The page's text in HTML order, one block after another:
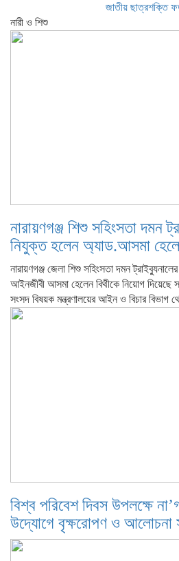
জাতীয় ছাত্রশক্তি ফতুল্লা
নারী ও শিশু
নারায়ণগঞ্জ শিশু সহিংসতা দমন
নিযুক্ত হলেন অ্যাড.আসমা
নারায়ণগঞ্জ জেলা শিশু সহিংসতা দমন
আইনজীবী আসমা হেলেন বিথীকে নিয়োগ
সংসদ বিষয়ক মন্ত্রণালয়ের আইন ও বিচার বিভাগ
বিশ্ব পরিবেশ দিবস উপলক্ষে
উদ্যোগে বৃক্ষরোপণ ও আলোচনা